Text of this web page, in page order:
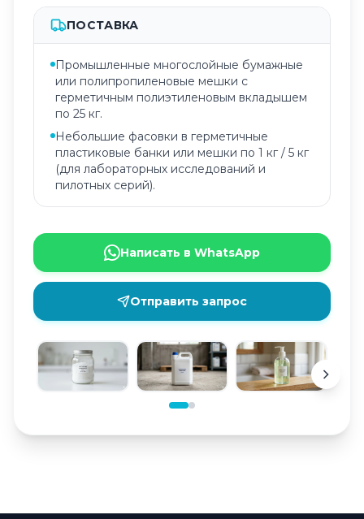
ПОСТАВКА
Промышленные многослойные бумажные
или полипропиленовые мешки с
герметичным полиэтиленовым вкладышем
по 25 кг.
Небольшие фасовки в герметичные
пластиковые банки или мешки по 1 кг / 5 кг
(для лабораторных исследований и
пилотных серий).
Написать в WhatsApp
Отправить запрос